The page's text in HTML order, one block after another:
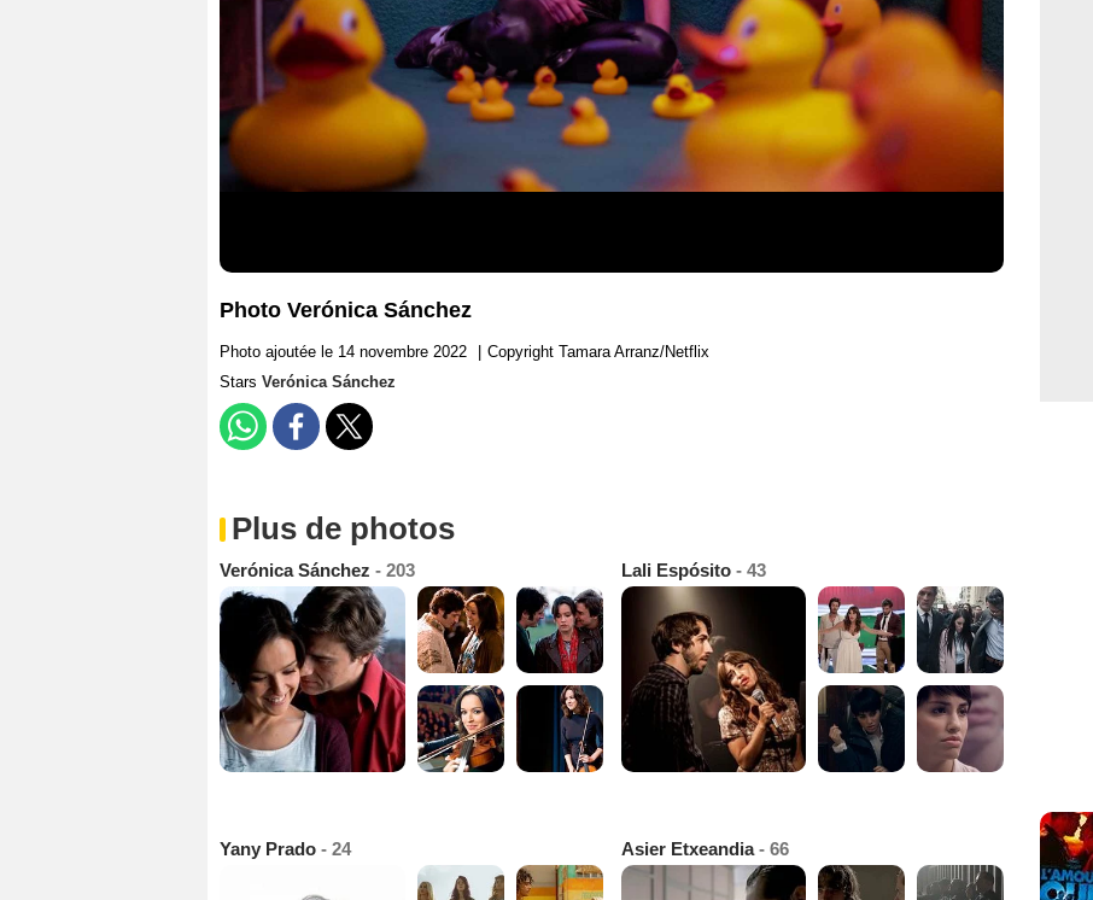
Photo Verónica Sánchez
Photo ajoutée le 14 novembre 2022
Copyright Tamara Arranz/Netflix
Stars Verónica Sánchez
Plus de photos
Verónica Sánchez - 203 Lali Espósito - 43
Yany Prado - 24 Asier Etxeandia- 66